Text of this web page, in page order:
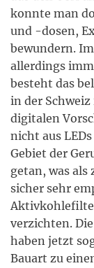
konnte man
und -dosen,
bewundern.
allerdings
besteht das
in der
digitalen
nicht aus
Gebiet der
getan, was als
sicher sehr
verzichten.
haben jetzt
Bauart zu